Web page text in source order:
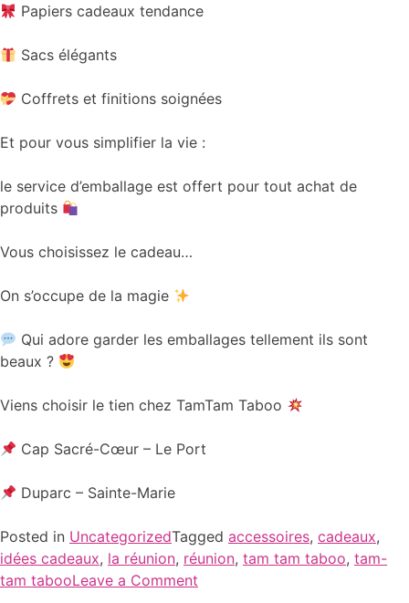
Papiers cadeaux tendance
Sacs élégants
Coffrets et finitions soignées
Et pour vous simplifier la vie :
le service d’emballage est offert pour tout achat de
produits
Vous choisissez le cadeau…
On s’occupe de la magie
Qui adore garder les emballages tellement ils sont
beaux ?
Viens choisir le tien chez TamTam Taboo
Cap Sacré-Cœur – Le Port
Duparc – Sainte-Marie
Posted in UncategorizedTagged accessoires, cadeaux,
idées cadeaux, la réunion, réunion, tam tam taboo, tam-
tam tabooLeave a Comment